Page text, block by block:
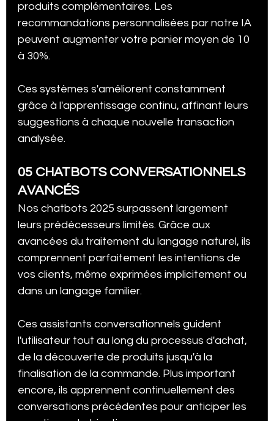
produits complémentaires. Les
recommandations personnalisées par notre IA
peuvent augmenter votre panier moyen de 10
à 30%.
Ces systèmes s'améliorent constamment
grâce à l'apprentissage continu, affinant leurs
suggestions à chaque nouvelle transaction
analysée.
05 CHATBOTS CONVERSATIONNELS
AVANCÉS
Nos chatbots 2025 surpassent largement
leurs prédécesseurs limités. Grâce aux
avancées du traitement du langage naturel, ils
comprennent parfaitement les intentions de
vos clients, même exprimées implicitement ou
dans un langage familier.
Ces assistants conversationnels guident
l'utilisateur tout au long du processus d'achat,
de la découverte de produits jusqu'à la
finalisation de la commande. Plus important
encore, ils apprennent continuellement des
conversations précédentes pour anticiper les